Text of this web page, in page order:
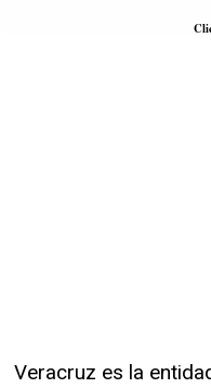
Veracruz es la